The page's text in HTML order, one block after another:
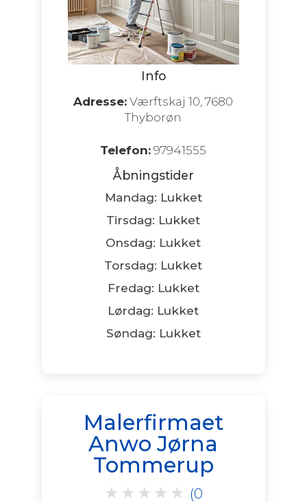
Info
Adresse: Værftskaj 10, 7680
Thyborøn
Telefon: 97941555
Åbningstider
Mandag: Lukket
Tirsdag: Lukket
Onsdag: Lukket
Torsdag: Lukket
Fredag: Lukket
Lørdag: Lukket
Søndag: Lukket
Malerfirmaet
Anwo Jørna
Tommerup
★ ★ ★ ★ ★ (0